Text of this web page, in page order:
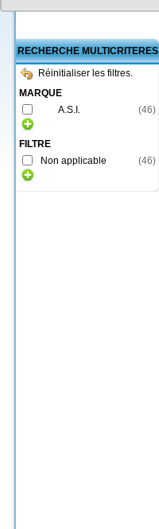
RECHERCHE MULTICRITERES
Réinitialiser les filtres.
MARQUE
A.S.I.
(46)
FILTRE
Non applicable
(46)